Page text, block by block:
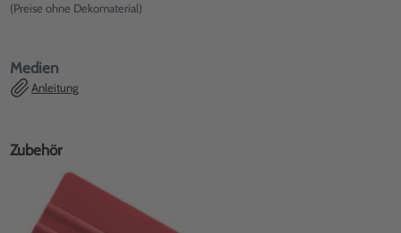
(Preise ohne Dekomaterial)
Medien
Anleitung
Zubehör